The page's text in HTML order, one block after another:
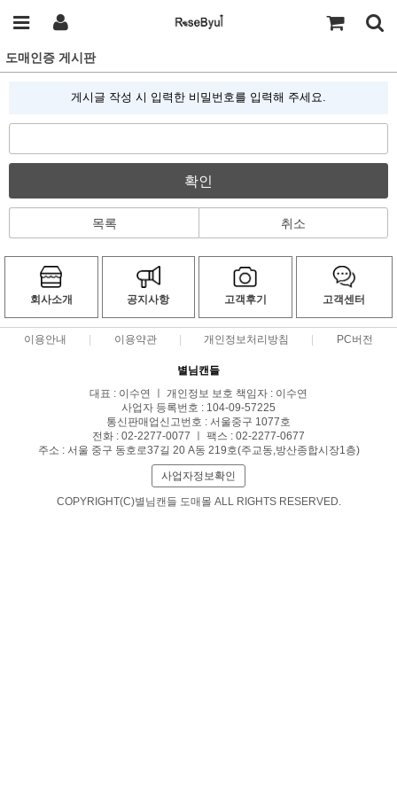
도매인증 게시판
게시글 작성 시 입력한 비밀번호를 입력해 주세요.
확인
목록 취소
회사소개 공지사항 고객후기 고객센터
이용안내 이용약관 개인정보처리방침 PC버전
별님캔들
대표 : 이수연 ㅣ 개인정보 보호 책임자 : 이수연
사업자 등록번호 : 104-09-57225
통신판매업신고번호 : 서울중구 1077호
전화 : 02-2277-0077 ㅣ 팩스 : 02-2277-0677
주소 : 서울 중구 동호로37길 20 A동 219호(주교동,방산종합시장1층)
사업자정보확인
COPYRIGHT(C)별님캔들 도매몰 ALL RIGHTS RESERVED.